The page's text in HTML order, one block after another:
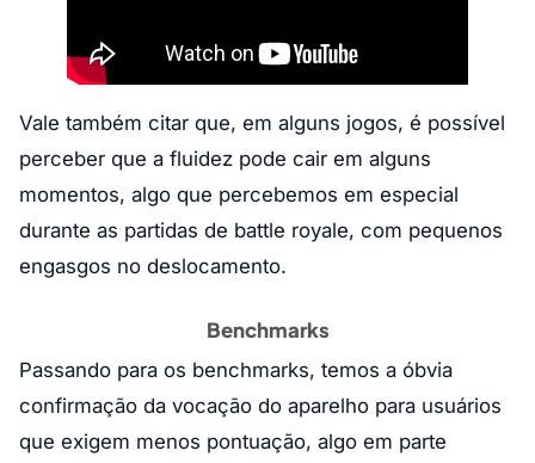
Vale também citar que, em alguns jogos, é possível
perceber que a fluidez pode cair em alguns
momentos, algo que percebemos em especial
durante as partidas de battle royale, com pequenos
engasgos no deslocamento.
Benchmarks
Passando para os benchmarks, temos a óbvia
confirmação da vocação do aparelho para usuários
que exigem menos pontuação, algo em parte